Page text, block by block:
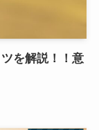
を解説！！意